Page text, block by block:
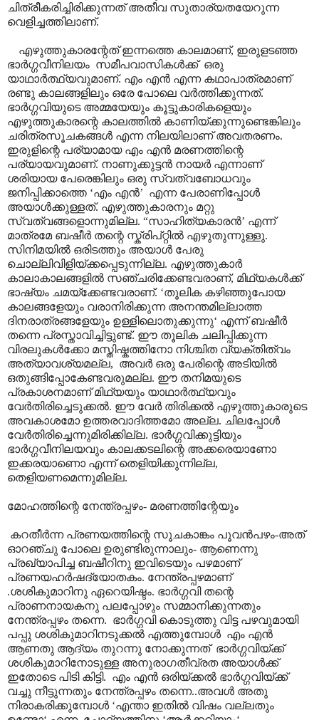
ചിത്രീകരിച്ചിരിക്കുന്നത് അതീവ സുതാര്യതയേറുന്ന
വെളിച്ചത്തിലാണ്.
എഴുത്തുകാരന്റേത് ഇന്നത്തെ കാലമാണ്, ഇരുളടഞ്ഞ
ഭാർഗ്ഗവീനിലയം സമീപവാസികൾക്ക് ഒരു
യാഥാർത്ഥ്യവുമാണ്. എം എൻ എന്ന കഥാപാത്രമാണ്
രണ്ടു കാലങ്ങളിലും ഒരേ പോലെ വർത്തിക്കുന്നത്.
ഭാർഗ്ഗവിയുടെ അമ്മയേയും കൂട്ടുകാരികളെയും
എഴുത്തുകാരന്റെ കാലത്തിൽ കാണിയ്ക്കുന്നുണ്ടെങ്കിലും
ചരിത്രസൂചകങ്ങൾ എന്ന നിലയിലാണ് അവതരണം.
ഇരുളിന്റെ പര്യാമായ എം എൻ മരണത്തിന്റെ
പര്യായവുമാണ്. നാണുക്കുട്ടൻ നായർ എന്നാണ്
ശരിയായ പേരെങ്കിലും ഒരു സ്വത്വബോധവും
ജനിപ്പിക്കാത്തെ ‘എം എൻ’ എന്ന പേരാണിപ്പോൾ
അയാൾക്കുള്ളത്. എഴുത്തുകാരനും മറ്റു
സ്വത്വങ്ങളൊന്നുമില്ല. “സാഹിത്യകാരൻ’ എന്ന്
മാത്രമേ ബഷീർ തന്റെ സ്ക്രിപ്റ്റിൽ എഴുതുന്നുള്ളു.
സിനിമയിൽ ഒരിടത്തും അയാൾ പേരു
ചൊല്ലിവിളിയ്ക്കപ്പെടുന്നില്ല. എഴുത്തുകാർ
കാലാകാലങ്ങളിൽ സഞ്ചരിക്കേണ്ടവരാണ്, മിഥ്യകൾക്ക്
ഭാഷ്യം ചമയ്ക്കേണ്ടവരാണ്. ‘തൂലിക കഴിഞ്ഞുപോയ
കാലങ്ങളേയും വരാനിരിക്കുന്ന അനന്തമില്ലാത്ത
ദിനരാത്രങ്ങളേയും ഉള്ളിലൊതുക്കുന്നു‘ എന്ന് ബഷീർ
തന്നെ പ്രസ്താവിച്ചിട്ടുണ്ട്. ഈ തൂലിക ചലിപ്പിക്കുന്ന
വിരലുകൾക്കോ മസ്തിഷ്കത്തിനോ നിശ്ചിത വ്യക്തിത്വം
അത്യാവശ്യമല്ല, അവർ ഒരു പേരിന്റെ അടിയിൽ
ഒതുങ്ങിപ്പോകേണ്ടവരുമല്ല. ഈ തനിമയുടെ
പ്രകാശനമാണ് മിഥ്യയും യാഥാർത്ഥ്യവും
വേർതിരിച്ചെടുക്കൽ. ഈ വേർ തിരിക്കൽ എഴുത്തുകാരുടെ
അവകാശമോ ഉത്തരവാദിത്തമോ അല്ല. ചിലപ്പോൾ
വേർതിരിച്ചെന്നുമിരിക്കില്ല. ഭാർഗ്ഗവിക്കുട്ടിയും
ഭാർഗ്ഗവീനിലയവും കാലക്കടലിന്റെ അക്കരെയാണോ
ഇക്കരയാണൊ എന്ന് തെളിയിക്കുന്നില്ല,
തെളിയണമെന്നുമില്ല.
മോഹത്തിന്റെ നേന്ത്രപ്പഴം- മരണത്തിന്റേയും
കറതീർന്ന പ്രണയത്തിന്റെ സൂചകാങ്കം പൂവൻപഴം-അത്
ഓറഞ്ചു പോലെ ഉരുണ്ടിരുന്നാലും- ആണെന്നു
പ്രഖ്യാപിച്ച ബഷീറിനു ഇവിടെയും പഴമാണ്
പ്രണയഹർഷദ്യോതകം. നേന്ത്രപ്പഴമാണ്
.ശശികുമാറിനു ഏറെയിഷ്ടം. ഭാർഗ്ഗവി തന്റെ
പ്രാണനായകനു പലപ്പോഴും സമ്മാനിക്കുന്നതും
നേന്ത്രപ്പഴം തന്നെ. ഭാർഗ്ഗവി കൊടുത്തു വിട്ട പഴവുമായി
പപ്പു ശശികുമാറിനടുക്കൽ എത്തുമ്പോൾ എം എൻ
ആണതു ആദ്യം തുറന്നു നോക്കുന്നത് ഭാർഗ്ഗവിയ്ക്ക്
ശശികുമാറിനോടുള്ള അനുരാഗതീവ്രത അയാൾക്ക്
ഇതോടെ പിടി കിട്ടി. എം എൻ ഒരിയ്ക്കൽ ഭാർഗ്ഗവിയ്ക്ക്
വച്ചു നീട്ടുന്നതും നേന്ത്രപ്പഴം തന്നെ..അവൾ അതു
നിരാകരിക്കുമ്പോൾ ‘എന്താ ഇതിൽ വിഷം വല്ലതും